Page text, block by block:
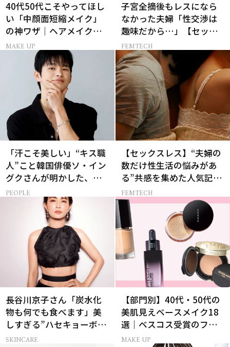
40代50代こそやってほし
い「中顔面短縮メイク」
の神ワザ｜ヘアメイク長
井かおりさん直伝
MAKE UP
子宮全摘後もレスになら
なかった夫婦「性交渉は
趣味だから…」【セック
スレス AND THE CITY -女
たちの告白-】
FEMTECH
「汗こそ美しい」“キス職
人”こと韓国俳優ソ・イン
グクさんが明かした、惹
かれる人の条件とは
PEOPLE
【セックスレス】“夫婦の
数だけ性生活の悩みがあ
る”共感を集めた人気記事
10選
FEMTECH
長谷川京子さん「炭水化
物も何でも食べます」美
しすぎる”ハセキョーボデ
ィ”を作る秘訣
SKINCARE
【部門別】40代・50代の
美肌見えベースメイク18
選｜ベスコス受賞のファ
ンデ・下地・パウダー
MAKE UP